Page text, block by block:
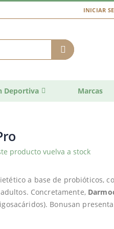
INICIAR
Deportiva Marcas
producto vuelva a stock
a base de probióticos,
Concretamente,
Bonusan